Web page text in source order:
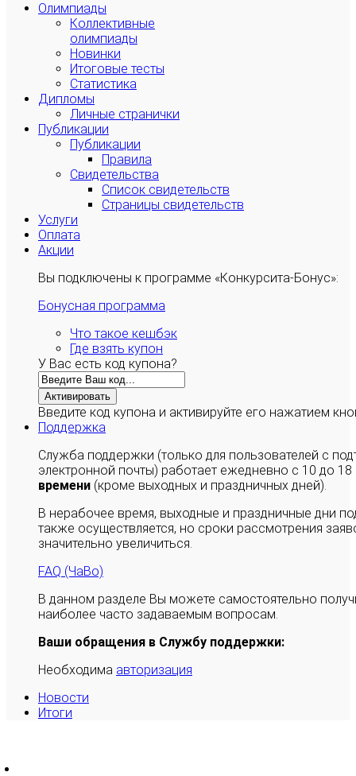
Олимпиады
Коллективные
олимпиады
Новинки
Итоговые тесты
Статистика
Дипломы
Личные странички
Публикации
Публикации
Правила
Свидетельства
Список свидетельств
Страницы свидетельств
Услуги
Оплата
Акции
Вы подключены к программе «Конкурсита-Бонус»:
Бонусная программа
Что такое кешбэк
Где взять купон
У Вас есть код купона?
Активировать
Введите код купона и активируйте его нажатием
Поддержка
Служба поддержки (только для пользователей с
электронной почты) работает ежедневно с 10 до
времени (кроме выходных и праздничных дней).
В нерабочее время, выходные и праздничные дни
также осуществляется, но сроки рассмотрения
значительно увеличиться.
FAQ (ЧаВо)
В данном разделе Вы можете самостоятельно
наиболее часто задаваемым вопросам.
Ваши обращения в Службу поддержки:
Необходима авторизация
Новости
Итоги